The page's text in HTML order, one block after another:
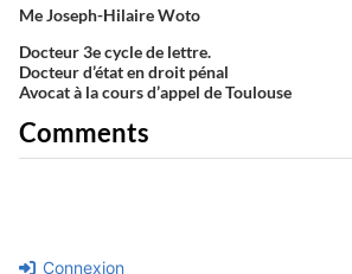
Me Joseph-Hilaire Woto
Docteur 3e cycle de lettre.
Docteur d’état en droit pénal
Avocat à la cours d’appel de Toulouse
Comments
Connexion